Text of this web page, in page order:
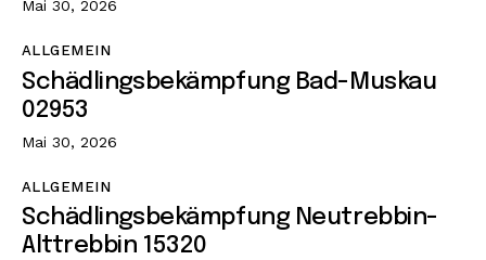
Mai 30, 2026
ALLGEMEIN
Schädlingsbekämpfung Bad-Muskau
02953
Mai 30, 2026
ALLGEMEIN
Schädlingsbekämpfung Neutrebbin-
Alttrebbin 15320